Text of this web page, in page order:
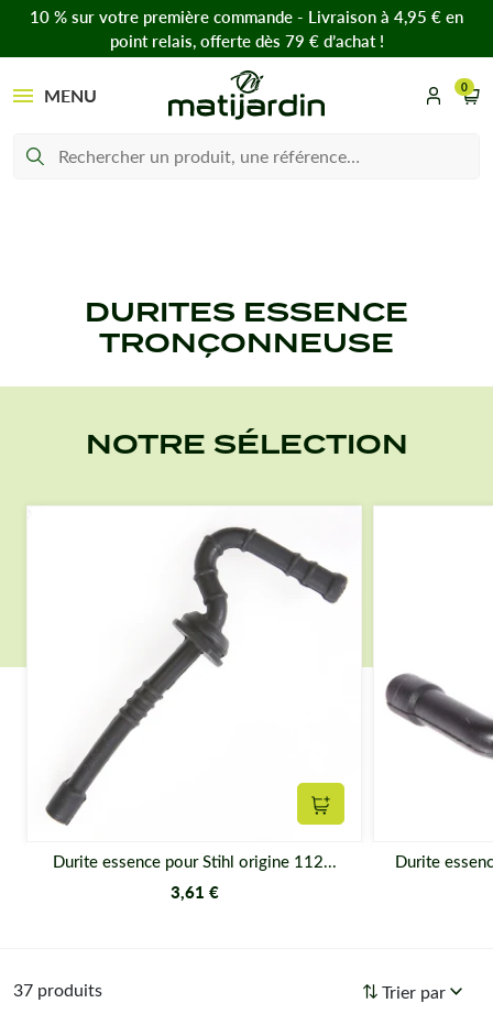
10 % sur votre première commande - Livraison à 4,95 € en
point relais, offerte dès 79 € d’achat !
MENU 0
DURITES ESSENCE
TRONÇONNEUSE
NOTRE SÉLECTION
Ajouter au panier
Durite essence pour Stihl origine 112...
3,61 €
Durite
37 produits Trier par